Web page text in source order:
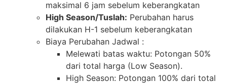
maksimal 6 jam sebelum keberangkatan
High Season/Tuslah: Perubahan harus
dilakukan H-1 sebelum keberangkatan
Biaya Perubahan Jadwal :
Melewati batas waktu: Potongan 50%
dari total harga (Low Season).
High Season: Potongan 100% dari total